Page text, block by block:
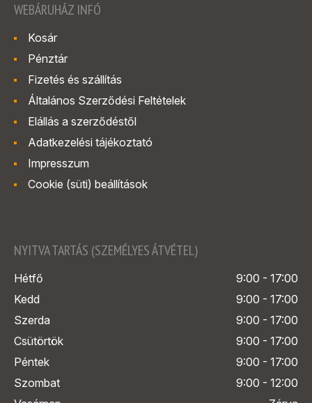
WEBÁRUHÁZ INFÓ
Kosár
Pénztár
Fizetés és szállítás
Általános Szerződési Feltételek
Elállás a szerződéstől
Adatkezelési tájékoztató
Impresszum
Cookie (süti) beállítások
NYITVA TARTÁS (SZEMÉLYES ÁTVÉTEL)
Hétfő
9:00 - 17:00
Kedd
9:00 - 17:00
Szerda
9:00 - 17:00
Csütörtök
9:00 - 17:00
Péntek
9:00 - 17:00
Szombat
9:00 - 12:00